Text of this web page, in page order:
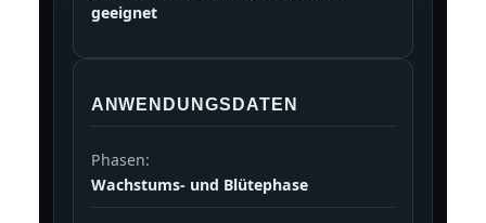
geeignet
ANWENDUNGSDATEN
Phasen:
Wachstums- und Blütephase